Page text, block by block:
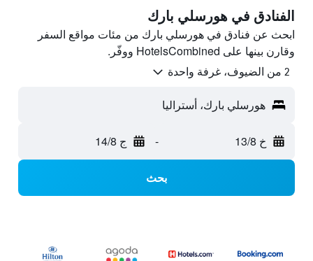
الفنادق في هورسلي بارك
ابحث عن فنادق في هورسلي بارك من مئات مواقع السفر
وقارن بينها على HotelsCombined ووفّر.
2 من الضيوف، غرفة واحدة
هورسلي بارك، أستراليا
خ 13/8 - ج 14/8
بحث